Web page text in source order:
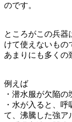
のです。
ところがこの兵器
けて使えないもの
あまりにも多くの
例えば
・潜水服が欠陥
・水が入ると、
て、沸騰した強ア